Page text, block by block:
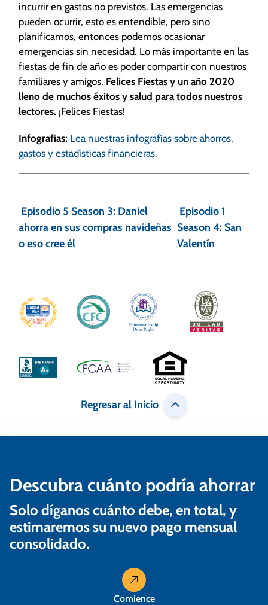
incurrir en gastos no previstos. Las emergencias
pueden ocurrir, esto es entendible, pero sino
planificamos, entonces podemos ocasionar
emergencias sin necesidad. Lo más importante en las
fiestas de fin de año es poder compartir con nuestros
familiares y amigos. Felices Fiestas y un año 2020
lleno de muchos éxitos y salud para todos nuestros
lectores. ¡Felices Fiestas!
Infografías: Lea nuestras infografías sobre ahorros,
gastos y estadísticas financieras.
a
v
e
c
ó
n
e
t
r
a
d
Episodio 5 Season 3: Daniel
ahorra en sus compras navideñas
o eso cree él
Episodio 1
Season 4: San
Valentín
Regresar al Inicio
Descubra cuánto podría ahorrar
Solo díganos cuánto debe, en total, y
estimaremos su nuevo pago mensual
consolidado.
Comience